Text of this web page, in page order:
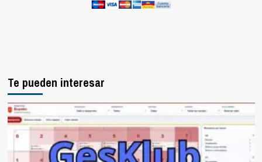
Te pueden interesar